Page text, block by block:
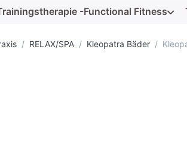
-Functional Fitness
RELAX/SPA Kleopatra Bäder